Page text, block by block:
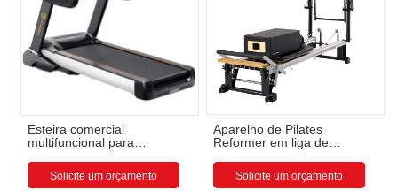
Esteira comercial
multifuncional para
profissional inteligente no
atacado
Solicite um orçamento
Aparelho de Pilates
Reformer em liga de
Solicite um orçamento